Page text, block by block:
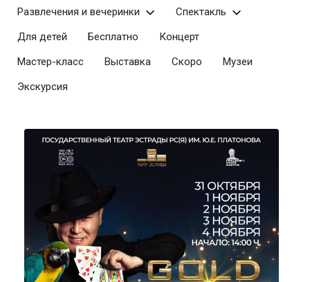
Развлечения и вечеринки
Спектакль
Для детей
Бесплатно
Концерт
Мастер-класс
Выставка Скоро
Музеи
Экскурсия